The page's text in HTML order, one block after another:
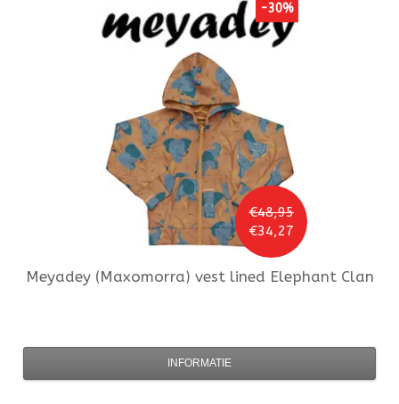
€48,95
€34,27
-30%
Meyadey (Maxomorra) vest lined Elephant Clan
INFORMATIE